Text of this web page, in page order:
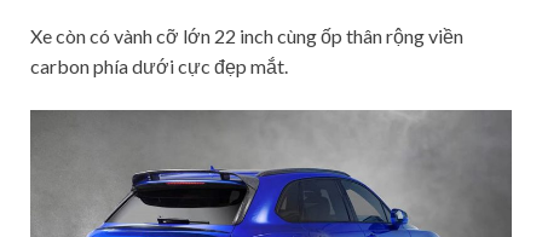
Xe còn có vành cỡ lớn 22 inch cùng ốp thân rộng viền
carbon phía dưới cực đẹp mắt.